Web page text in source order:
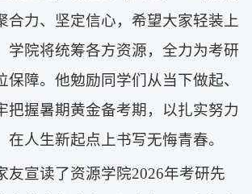
合力、坚定信心，希望大家轻装上
学院将统筹各方资源，全力为考研
保障。他勉励同学们从当下做起、
把握暑期黄金备考期，以扎实努力
在人生新起点上书写无悔青春。
友宣读了资源学院2026年考研先